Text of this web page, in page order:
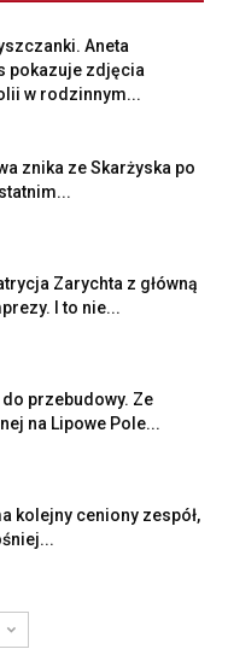
Aneta
pokazuje zdjęcia
w rodzinnym...
znika ze Skarżyska po
Zarychta z główną
I to nie...
przebudowy. Ze
na Lipowe Pole...
kolejny ceniony zespół,